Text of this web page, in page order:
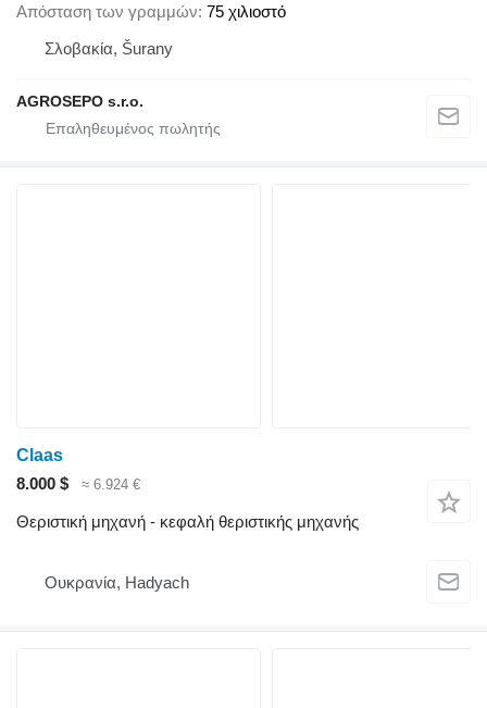
Απόσταση των γραμμών 75 χιλιοστό
Σλοβακία, Šurany
AGROSEPO s.r.o.
Claas
8.000 $
≈ 6.924 €
Θεριστική μηχανή - κεφαλή θεριστικής μηχανής
Ουκρανία, Hadyach